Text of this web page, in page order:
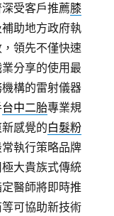
受客戶推薦膝
助地方政府執
領先不僅快速
分享的使用最
構的雷射儀器
台中二胎專業規
感覺的白髮粉
執行策略品牌
大貴族式傳統
醫師將即時推
可協助新技術